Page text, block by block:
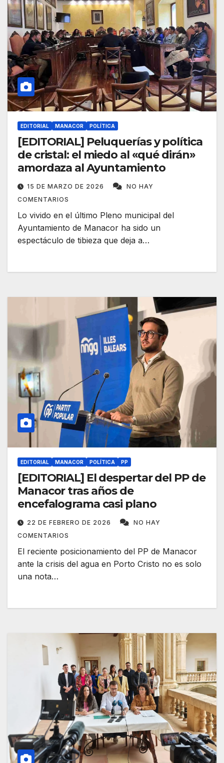
EDITORIAL MANACOR POLÍTICA
[EDITORIAL] Peluquerías y política
de cristal: el miedo al «qué dirán»
amordaza al Ayuntamiento
15 DE MARZO DE 2026
NO HAY
COMENTARIOS
Lo vivido en el último Pleno municipal del
Ayuntamiento de Manacor ha sido un
espectáculo de tibieza que deja a…
EDITORIAL MANACOR POLÍTICA PP
[EDITORIAL] El despertar del PP de
Manacor tras años de
encefalograma casi plano
22 DE FEBRERO DE 2026
NO HAY
COMENTARIOS
El reciente posicionamiento del PP de Manacor
ante la crisis del agua en Porto Cristo no es solo
una nota…